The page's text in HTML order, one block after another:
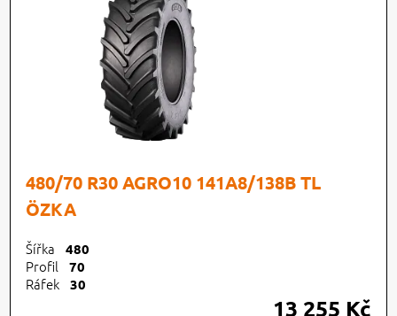
480/70 R30 AGRO10 141A8/138B TL
ÖZKA
Šířka 480
Profil 70
Ráfek 30
13 255 Kč